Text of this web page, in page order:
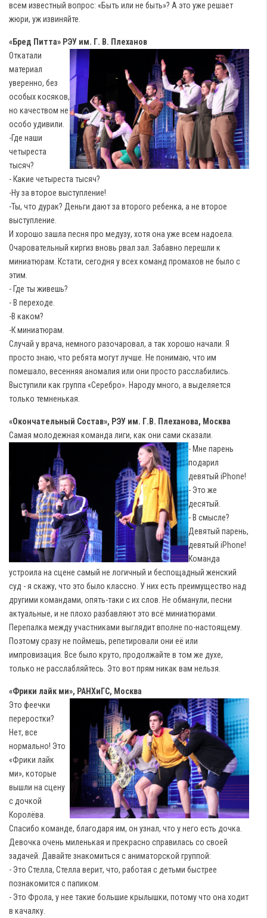
всем известный вопрос: «Быть или не быть»? А это уже решает
жюри, уж извиняйте.
«Бред Питта» РЭУ им. Г. В. Плеханов
Откатали
материал
уверенно, без
особых косяков,
но качеством не
особо удивили.
-Где наши
четыреста
тысяч?
- Какие четыреста тысяч?
-Ну за второе выступление!
-Ты, что дурак? Деньги дают за второго ребенка, а не второе
выступление.
И хорошо зашла песня про медузу, хотя она уже всем надоела.
Очаровательный киргиз вновь рвал зал. Забавно перешли к
миниатюрам. Кстати, сегодня у всех команд промахов не было с
этим.
- Где ты живешь?
- В переходе.
-В каком?
-К миниатюрам.
Случай у врача, немного разочаровал, а так хорошо начали. Я
просто знаю, что ребята могут лучше. Не понимаю, что им
помешало, весенняя аномалия или они просто расслабились.
Выступили как группа «Серебро». Народу много, а выделяется
только темненькая.
«Окончательный Состав», РЭУ им. Г.В. Плеханова, Москва
Самая молодежная команда лиги, как они сами сказали.
- Мне парень
подарил
девятый iPhone!
- Это же
десятый.
- В смысле?
Девятый парень,
девятый iPhone!
Команда
устроила на сцене самый не логичный и беспощадный женский
суд - я скажу, что это было классно. У них есть преимущество над
другими командами, опять-таки с их слов. Не обманули, песни
актуальные, и не плохо разбавляют это всё миниатюрами.
Перепалка между участниками выглядит вполне по-настоящему.
Поэтому сразу не поймешь, репетировали они её или
импровизация. Все было круто, продолжайте в том же духе,
только не расслабляйтесь. Это вот прям никак вам нельзя.
«Фрики лайк ми», РАНХиГС, Москва
Это феечки
переростки?
Нет, все
нормально! Это
«Фрики лайк
ми», которые
вышли на сцену
с дочкой
Королёва.
Спасибо команде, благодаря им, он узнал, что у него есть дочка.
Девочка очень миленькая и прекрасно справилась со своей
задачей. Давайте знакомиться с аниматорской группой:
- Это Стелла, Стелла верит, что, работая с детьми быстрее
познакомится с папиком.
- Это Фрола, у нее такие большие крылышки, потому что она ходит
в качалку.